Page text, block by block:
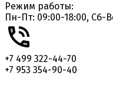
Режим работы:
Пн-Пт: 09:00-18:00, Сб-
+7 499 322-44-70
+7 953 354-90-40